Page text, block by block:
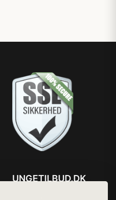
UNGETILBUD.DK